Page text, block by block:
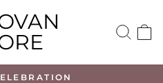
SITO